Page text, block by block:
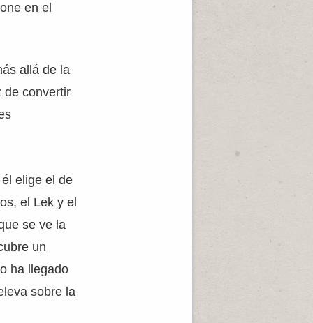
en el
allá de la
de convertir
elige el de
el Lek y el
se ve la
un
ha llegado
sobre la